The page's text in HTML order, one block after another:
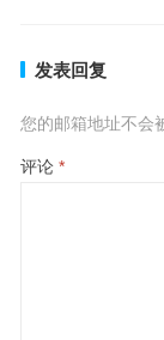
发表回复
您的邮箱地址不会
评论 *